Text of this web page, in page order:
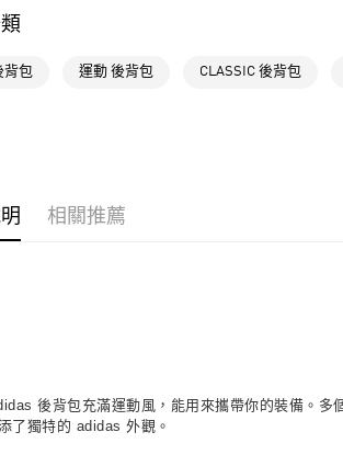
背包 運動 後背包 CLASSIC 後背包
相關推薦
後背包充滿運動風，能用來攜帶你的裝備。
了獨特的 adidas 外觀。